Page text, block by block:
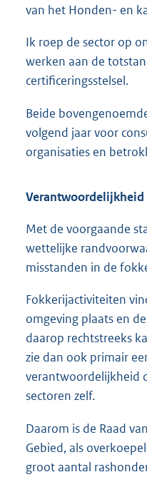
van het Honden- en
Ik roep de sector op
werken aan de
certificeringsstelsel.
Beide
volgend jaar voor
organisaties en
Verantwoordelijkheid
Met de voorgaande
wettelijke
misstanden in de
Fokkerijactiviteiten
omgeving plaats en
daarop rechtstreeks
zie dan ook primair
verantwoordelijkheid
sectoren zelf.
Daarom is de Raad
Gebied, als
groot aantal